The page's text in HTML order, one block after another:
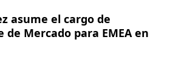
asume el cargo de
de Mercado para EMEA en